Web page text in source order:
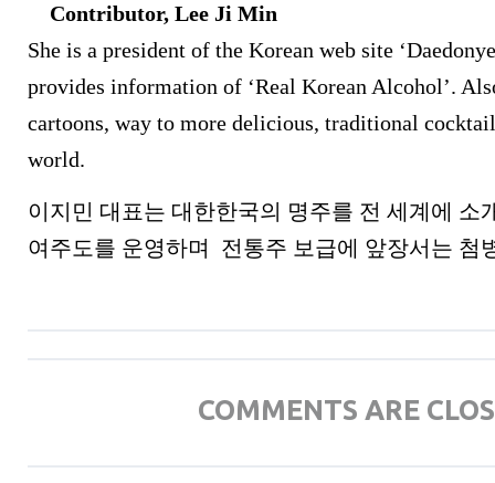
Contributor, Lee Ji Min
She is a president of the Korean web site ‘
provides information of ‘Real Korean Alcohol’.
cartoons, way to more delicious, traditional
world.
이지민 대표는 대한한국의 명주를 전 세계에 소
여주도를 운영하며 전통주 보급에 앞장서는 첨
COMMENTS ARE